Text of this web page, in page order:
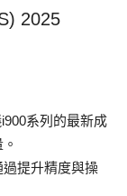
2025
系列的最新成
提升精度與操